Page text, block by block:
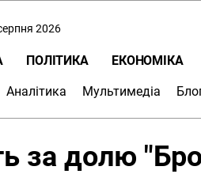
2026
ПОЛІТИКА ЕКОНОМІКА
Аналітика Мультимедіа
за долю